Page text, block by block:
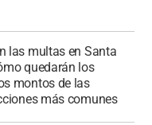
las multas en Santa
quedarán los
montos de las
más comunes